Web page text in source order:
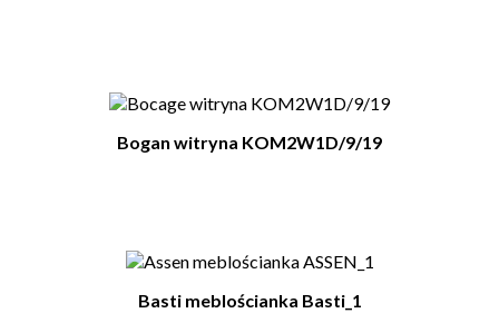
Bogan witryna KOM2W1D/9/19
Basti meblościanka Basti_1